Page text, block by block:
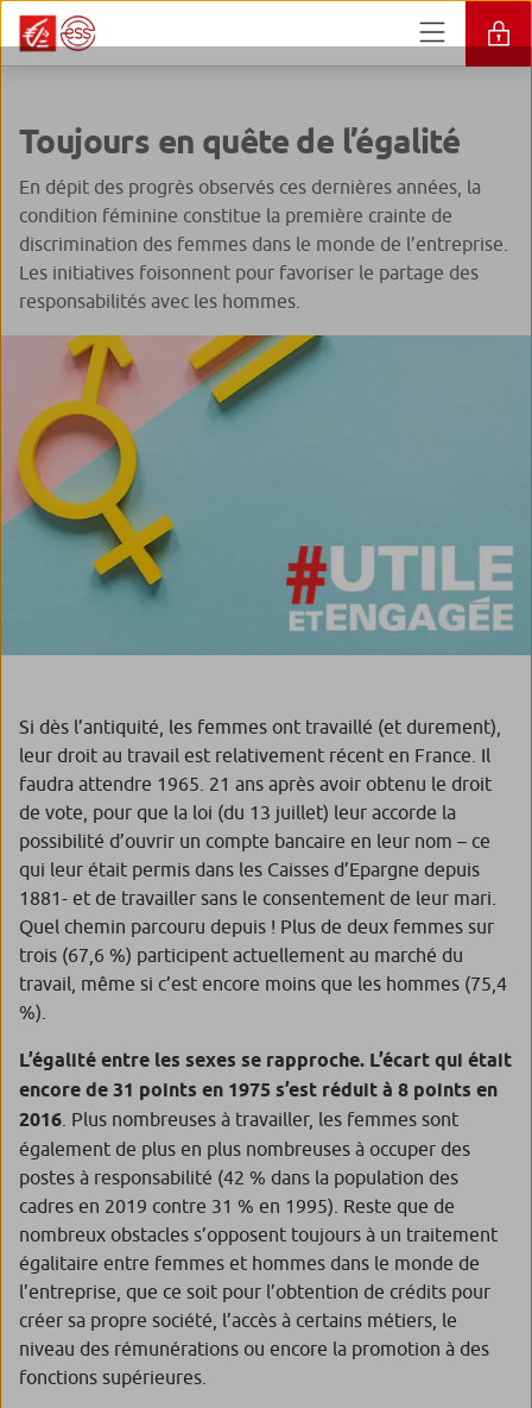
Toujours en quête de l’égalité
En dépit des progrès observés ces dernières années, la
condition féminine constitue la première crainte de
discrimination des femmes dans le monde de l’entreprise.
Les initiatives foisonnent pour favoriser le partage des
responsabilités avec les hommes.
Si dès l’antiquité, les femmes ont travaillé (et durement),
leur droit au travail est relativement récent en France. Il
faudra attendre 1965. 21 ans après avoir obtenu le droit
de vote, pour que la loi (du 13 juillet) leur accorde la
possibilité d’ouvrir un compte bancaire en leur nom – ce
qui leur était permis dans les Caisses d’Epargne depuis
1881- et de travailler sans le consentement de leur mari.
Quel chemin parcouru depuis ! Plus de deux femmes sur
trois (67,6 %) participent actuellement au marché du
travail, même si c’est encore moins que les hommes (75,4
%).
L’égalité entre les sexes se rapproche. L’écart qui était
encore de 31 points en 1975 s’est réduit à 8 points en
2016 . Plus nombreuses à travailler, les femmes sont
également de plus en plus nombreuses à occuper des
postes à responsabilité (42 % dans la population des
cadres en 2019 contre 31 % en 1995). Reste que de
nombreux obstacles s’opposent toujours à un traitement
égalitaire entre femmes et hommes dans le monde de
l’entreprise, que ce soit pour l’obtention de crédits pour
créer sa propre société, l’accès à certains métiers, le
niveau des rémunérations ou encore la promotion à des
fonctions supérieures.